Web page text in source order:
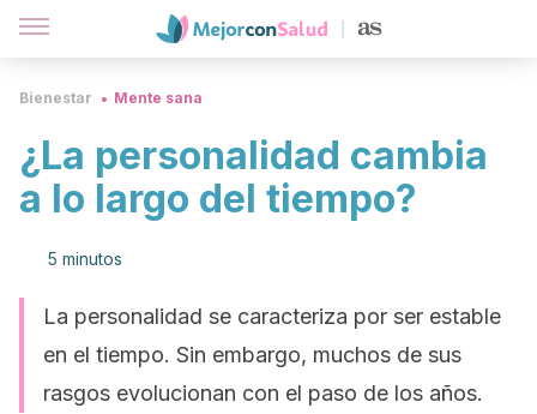
Bienestar Mente sana
¿La personalidad cambia
a lo largo del tiempo?
5 minutos
La personalidad se caracteriza por ser estable
en el tiempo. Sin embargo, muchos de sus
rasgos evolucionan con el paso de los años.